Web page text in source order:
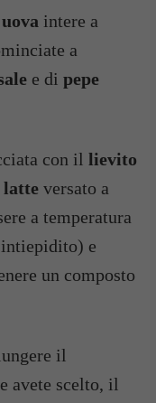
uova intere a
a
e di pepe
con il lievito
latte versato a
a temperatura
e
un composto
il
avete scelto, il